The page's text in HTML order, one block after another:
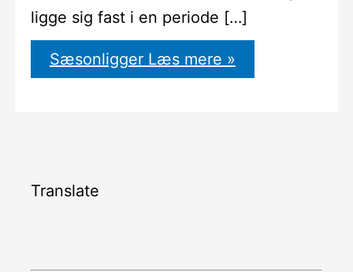
ligge sig fast i en periode […]
SæsonliggerLæs mere »
Translate